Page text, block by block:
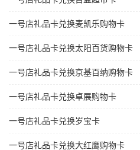
一号店礼品卡兑换麦凯乐购物卡
一号店礼品卡兑换太阳百货购物卡
一号店礼品卡兑换京基百纳购物卡
一号店礼品卡兑换卓展购物卡
一号店礼品卡兑换岁宝卡
一号店礼品卡兑换大红鹰购物卡